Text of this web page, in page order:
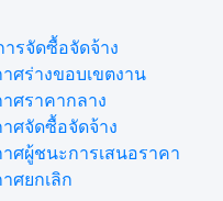
รจัดซื้อจัดจ้าง
ศร่างขอบเขตงาน
ศราคากลาง
ศจัดซื้อจัดจ้าง
ศผู้ชนะการเสนอราคา
ศยกเลิก